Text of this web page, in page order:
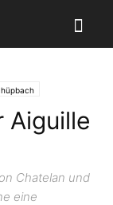
Aiguille
Chatelan und
eine